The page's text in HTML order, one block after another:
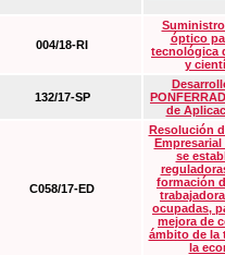
004/18-RI
óptico
tecnológica
y
132/17-SP
de
C058/17-ED
Resolución
Empresarial
se
formación
ocupadas,
mejora de
ámbito de la
la